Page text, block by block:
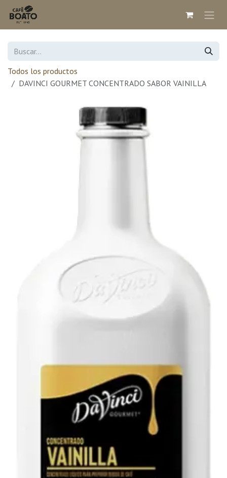
Ir al contenido
Todos los productos
DAVINCI GOURMET CONCENTRADO SABOR VAINILLA